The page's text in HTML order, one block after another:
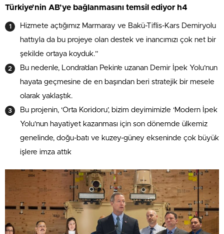
Türkiye’nin AB’ye bağlanmasını temsil ediyor h4
Hizmete açtığımız Marmaray ve Bakü-Tiflis-Kars Demiryolu
hattıyla da bu projeye olan destek ve inancımızı çok net bir
şekilde ortaya koyduk.”
Bu nedenle, Londra’dan Pekin’e uzanan Demir İpek Yolu’nun
hayata geçmesine de en başından beri stratejik bir mesele
olarak yaklaştık.
Bu projenin, ‘Orta Koridoru’, bizim deyimimizle ‘Modern İpek
Yolu’nun hayatiyet kazanması için son dönemde ülkemiz
genelinde, doğu-batı ve kuzey-güney ekseninde çok büyük
işlere imza attık